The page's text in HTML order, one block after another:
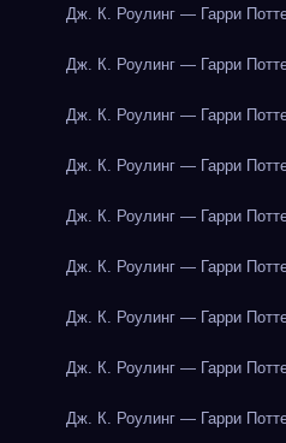
Дж. К. Роулинг — Гарри
Дж. К. Роулинг — Гарри
Дж. К. Роулинг — Гарри
Дж. К. Роулинг — Гарри
Дж. К. Роулинг — Гарри
Дж. К. Роулинг — Гарри
Дж. К. Роулинг — Гарри
Дж. К. Роулинг — Гарри
Дж. К. Роулинг — Гарри